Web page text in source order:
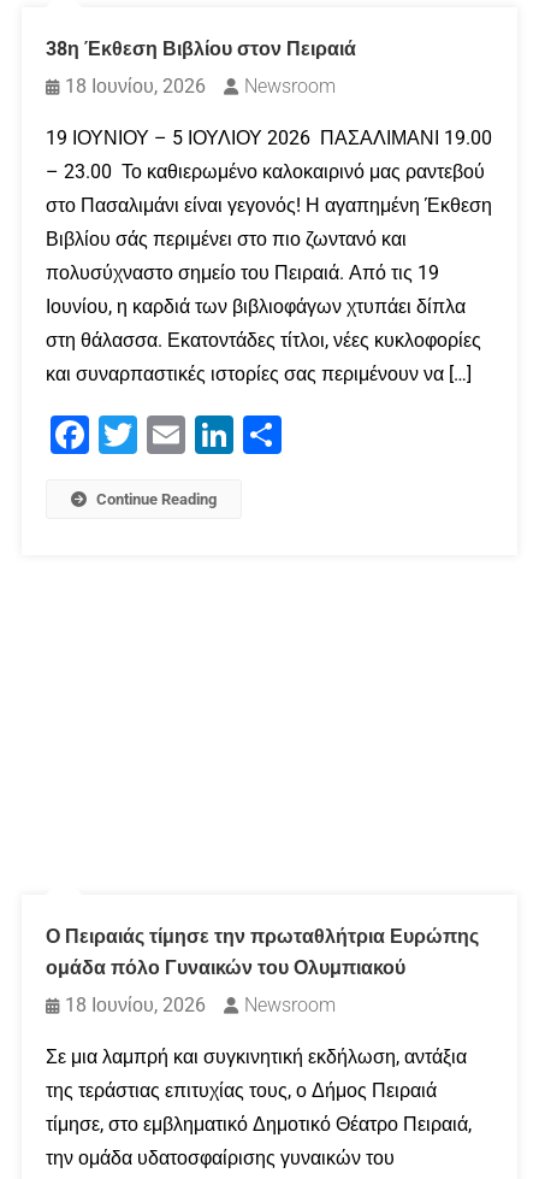
38η Έκθεση Βιβλίου στον Πειραιά
18 Ιουνίου, 2026
Newsroom
19 ΙΟΥΝΙΟΥ – 5 ΙΟΥΛΙΟΥ 2026 ΠΑΣΑΛΙΜΑΝΙ 19.00
– 23.00 Το καθιερωμένο καλοκαιρινό μας ραντεβού
στο Πασαλιμάνι είναι γεγονός! Η αγαπημένη Έκθεση
Βιβλίου σάς περιμένει στο πιο ζωντανό και
πολυσύχναστο σημείο του Πειραιά. Από τις 19
Ιουνίου, η καρδιά των βιβλιοφάγων χτυπάει δίπλα
στη θάλασσα. Εκατοντάδες τίτλοι, νέες κυκλοφορίες
και συναρπαστικές ιστορίες σας περιμένουν να […]
Facebook
Twitter Email LinkedIn
Continue Reading
Ο Πειραιάς τίμησε την πρωταθλήτρια Ευρώπης
ομάδα πόλο Γυναικών του Ολυμπιακού
18 Ιουνίου, 2026
Newsroom
Σε μια λαμπρή και συγκινητική εκδήλωση, αντάξια
της τεράστιας επιτυχίας τους, ο Δήμος Πειραιά
τίμησε, στο εμβληματικό Δημοτικό Θέατρο Πειραιά,
την ομάδα υδατοσφαίρισης γυναικών του